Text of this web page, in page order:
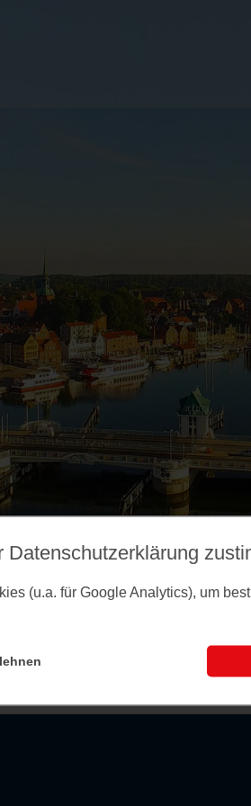
wurde sie
Datenschutz­erklärung
(u.a. für Google Analytics), um